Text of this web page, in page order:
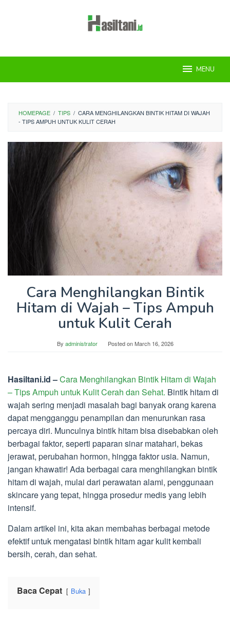
MENU
HOMEPAGE / TIPS / CARA MENGHILANGKAN BINTIK HITAM DI WAJAH
- TIPS AMPUH UNTUK KULIT CERAH
Cara Menghilangkan Bintik
Hitam di Wajah – Tips Ampuh
untuk Kulit Cerah
By administrator Posted onMarch 16, 2026
Hasiltani.id –Cara Menghilangkan Bintik Hitam di Wajah
– Tips Ampuh untuk Kulit Cerah dan Sehat. Bintik hitam di
wajah sering menjadi masalah bagi banyak orang karena
dapat mengganggu penampilan dan menurunkan rasa
percaya diri. Munculnya bintik hitam bisa disebabkan oleh
berbagai faktor, seperti paparan sinar matahari, bekas
jerawat, perubahan hormon, hingga faktor usia. Namun,
jangan khawatir! Ada berbagai cara menghilangkan bintik
hitam di wajah, mulai dari perawatan alami, penggunaan
skincare yang tepat, hingga prosedur medis yang lebih
intensif.
Dalam artikel ini, kita akan membahas berbagai metode
efektif untuk mengatasi bintik hitam agar kulit kembali
bersih, cerah, dan sehat.
Baca Cepat Buka